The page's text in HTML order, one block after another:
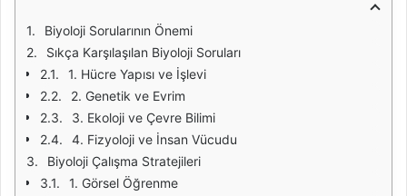
Biyoloji Sorularının Önemi
Sıkça Karşılaşılan Biyoloji Soruları
1. Hücre Yapısı ve İşlevi
2. Genetik ve Evrim
3. Ekoloji ve Çevre Bilimi
4. Fizyoloji ve İnsan Vücudu
Biyoloji Çalışma Stratejileri
1. Görsel Öğrenme